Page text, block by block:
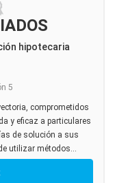
hipotecaria
5
comprometidos
y eficaz a particulares
de solución a sus
utilizar métodos...